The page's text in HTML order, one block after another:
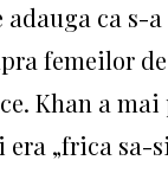
adauga ca
femeilor
Khan a
„frica sa-